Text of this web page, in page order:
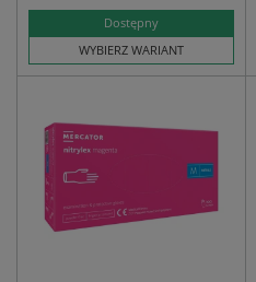
Dostępny
WYBIERZ WARIANT